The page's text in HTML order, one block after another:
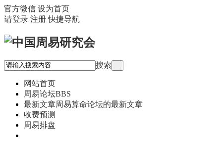
官方微信 设为首页
请登录 注册 快捷导航
搜索
网站首页
周易论坛BBS
最新文章周易算命论坛的最新文章
收费预测
周易排盘